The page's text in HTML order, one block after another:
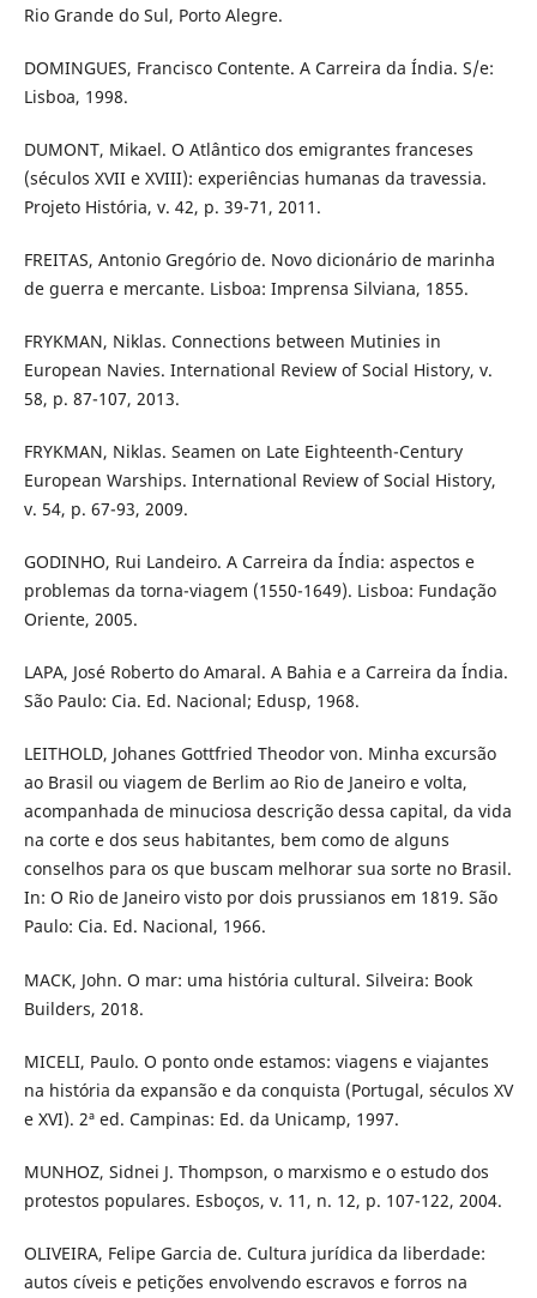
Rio Grande do Sul, Porto Alegre.
DOMINGUES, Francisco Contente. A Carreira da Índia. S/e:
Lisboa, 1998.
DUMONT, Mikael. O Atlântico dos emigrantes franceses
(séculos XVII e XVIII): experiências humanas da travessia.
Projeto História, v. 42, p. 39-71, 2011.
FREITAS, Antonio Gregório de. Novo dicionário de marinha
de guerra e mercante. Lisboa: Imprensa Silviana, 1855.
FRYKMAN, Niklas. Connections between Mutinies in
European Navies. International Review of Social History, v.
58, p. 87-107, 2013.
FRYKMAN, Niklas. Seamen on Late Eighteenth-Century
European Warships. International Review of Social History,
v. 54, p. 67-93, 2009.
GODINHO, Rui Landeiro. A Carreira da Índia: aspectos e
problemas da torna-viagem (1550-1649). Lisboa: Fundação
Oriente, 2005.
LAPA, José Roberto do Amaral. A Bahia e a Carreira da Índia.
São Paulo: Cia. Ed. Nacional; Edusp, 1968.
LEITHOLD, Johanes Gottfried Theodor von. Minha excursão
ao Brasil ou viagem de Berlim ao Rio de Janeiro e volta,
acompanhada de minuciosa descrição dessa capital, da vida
na corte e dos seus habitantes, bem como de alguns
conselhos para os que buscam melhorar sua sorte no Brasil.
In: O Rio de Janeiro visto por dois prussianos em 1819. São
Paulo: Cia. Ed. Nacional, 1966.
MACK, John. O mar: uma história cultural. Silveira: Book
Builders, 2018.
MICELI, Paulo. O ponto onde estamos: viagens e viajantes
na história da expansão e da conquista (Portugal, séculos XV
e XVI). 2ª ed. Campinas: Ed. da Unicamp, 1997.
MUNHOZ, Sidnei J. Thompson, o marxismo e o estudo dos
protestos populares. Esboços, v. 11, n. 12, p. 107-122, 2004.
OLIVEIRA, Felipe Garcia de. Cultura jurídica da liberdade:
autos cíveis e petições envolvendo escravos e forros na